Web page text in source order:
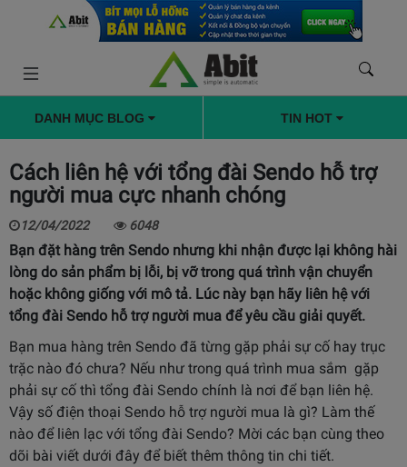
DANH MỤC BLOG TIN HOT
Cách liên hệ với tổng đài Sendo hỗ trợ
người mua cực nhanh chóng
12/04/2022 6048
Bạn đặt hàng trên Sendo nhưng khi nhận được lại không hài
lòng do sản phẩm bị lỗi, bị vỡ trong quá trình vận chuyển
hoặc không giống với mô tả. Lúc này bạn hãy liên hệ với
tổng đài Sendo hỗ trợ người mua để yêu cầu giải quyết.
Bạn mua hàng trên Sendo đã từng gặp phải sự cố hay trục
trặc nào đó chưa? Nếu như trong quá trình mua sắm gặp
phải sự cố thì tổng đài Sendo chính là nơi để bạn liên hệ.
Vậy số điện thoại Sendo hỗ trợ người mua là gì? Làm thế
nào để liên lạc với tổng đài Sendo? Mời các bạn cùng theo
dõi bài viết dưới đây để biết thêm thông tin chi tiết.